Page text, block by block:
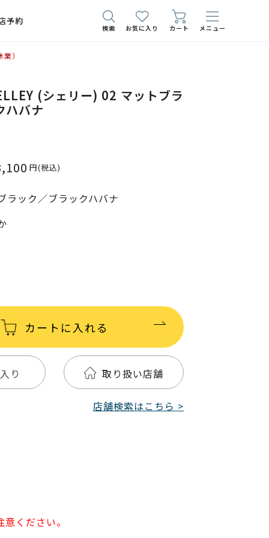
予約
検索 お気に入り カート メニュー
）
(シェリー) 02 マットブラ
ハバナ
円(税込)
ラック／ブラックハバナ
カートに入れる
り 取り扱い店舗
店舗検索はこちら >
ください。